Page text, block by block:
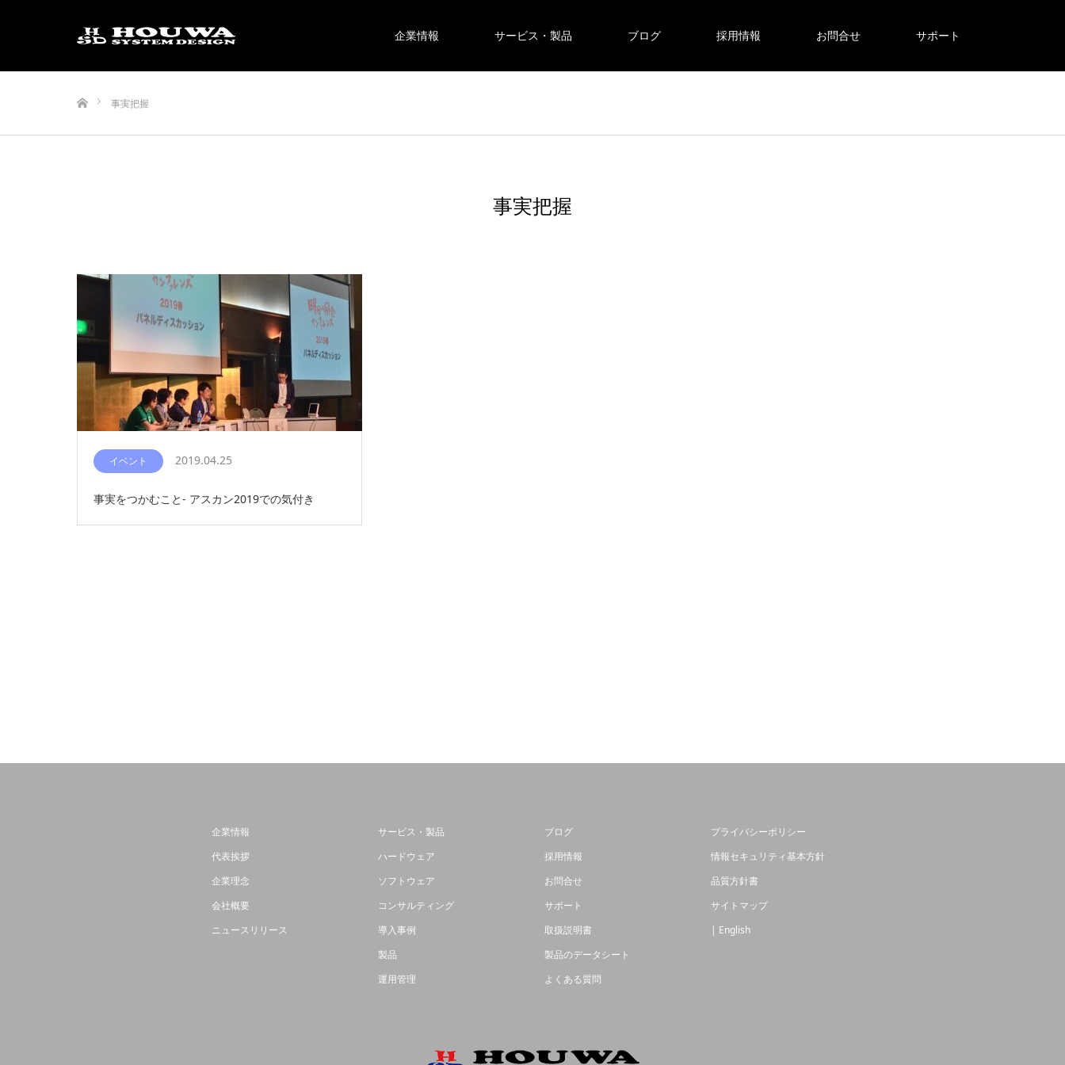
企業情報 サービス・製品 ブログ 採用情報 お問合せ サポート
事実把握
事実把握
イベント 2019.04.25
事実をつかむこと- アスカン2019での気付き
企業情報
代表挨拶
企業理念
会社概要
ニュースリリース
サービス・製品
ハードウェア
ソフトウェア
コンサルティング
導入事例
製品
運用管理
ブログ
採用情報
お問合せ
サポート
取扱説明書
製品のデータシート
よくある質問
プライバシーポリシー
情報セキュリティ基本方針
品質方針書
サイトマップ
| English